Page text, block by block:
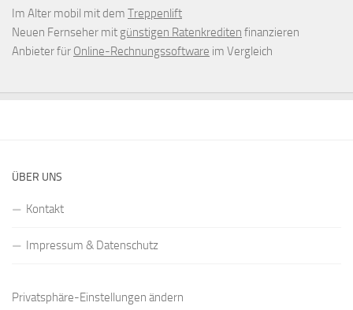
Im Alter mobil mit dem Treppenlift
Neuen Fernseher mit günstigen Ratenkrediten finanzieren
Anbieter für Online-Rechnungssoftware im Vergleich
ÜBER UNS
Kontakt
Impressum & Datenschutz
Privatsphäre-Einstellungen ändern